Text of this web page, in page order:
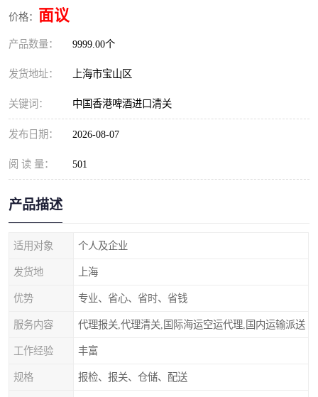
价格： 面议
产品数量： 9999.00个
发货地址： 上海市宝山区
关键词： 中国香港啤酒进口清关
发布日期： 2026-08-07
阅 读 量： 501
产品描述
适用对象 个人及企业
发货地 上海
优势 专业、省心、省时、省钱
服务内容 代理报关,代理清关,国际海运空运代理,国内运输派送
工作经验 丰富
规格 报检、报关、仓储、配送